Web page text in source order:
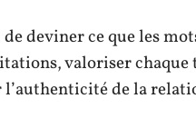
deviner ce que les
valoriser
de la